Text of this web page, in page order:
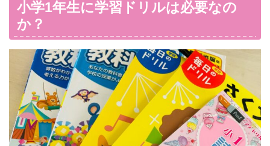
小学1年生に学習ドリルは必要なの
か？